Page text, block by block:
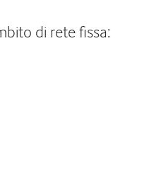
di rete fissa: